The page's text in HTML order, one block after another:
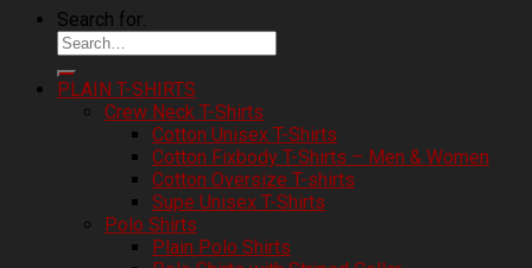
Search for:
PLAIN T-SHIRTS
Crew Neck T-Shirts
Cotton Unisex T-Shirts
Cotton Fixbody T-Shirts – Men & Women
Cotton Oversize T-shirts
Supe Unisex T-Shirts
Polo Shirts
Plain Polo Shirts